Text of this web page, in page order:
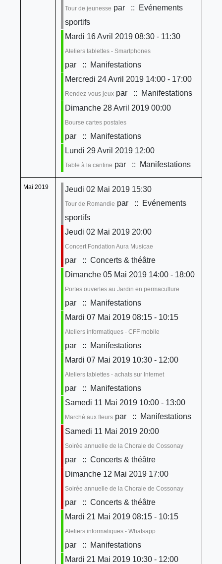
Tour de jeunesse par
:: Evénements
sportifs
Mardi 16 Avril 2019 08:30 - 11:30
Ateliers tablettes - Smartphones
par
:: Manifestations
Mercredi 24 Avril 2019 14:00 - 17:00
Rendez-vous jeuxpar
:: Manifestations
Dimanche 28 Avril 2019 00:00
Bourse cartes postales
par
:: Manifestations
Lundi 29 Avril 2019 12:00
Table à la cantine par :: Manifestations
Mai 2019 Jeudi 02 Mai 2019 15:30
Tour de Romandie par
:: Evénements
sportifs
Jeudi 02 Mai 2019 20:00
Concert Fondation Aura Musicae
par
:: Concerts & théâtre
Dimanche 05 Mai 2019 14:00 - 18:00
Portes ouvertes au Jardin en permaculture
par
:: Manifestations
Mardi 07 Mai 2019 08:15 - 10:15
Ateliers informatiques - CFF mobile
par
:: Manifestations
Mardi 07 Mai 2019 10:30 - 12:00
Ateliers tablettes - achats sur Internet
par
:: Manifestations
Samedi 11 Mai 2019 10:00 - 13:00
Marché aux fleurspar
:: Manifestations
Samedi 11 Mai 2019 20:00
Soirée annuelle de la Chorale de Cossonay
par
:: Concerts & théâtre
Dimanche 12 Mai 2019 17:00
Soirée annuelle de la Chorale de Cossonay
par
:: Concerts & théâtre
Mardi 21 Mai 2019 08:15 - 10:15
Ateliers informatiques - Whatsapp
par
:: Manifestations
Mardi 21 Mai 2019 10:30 - 12:00